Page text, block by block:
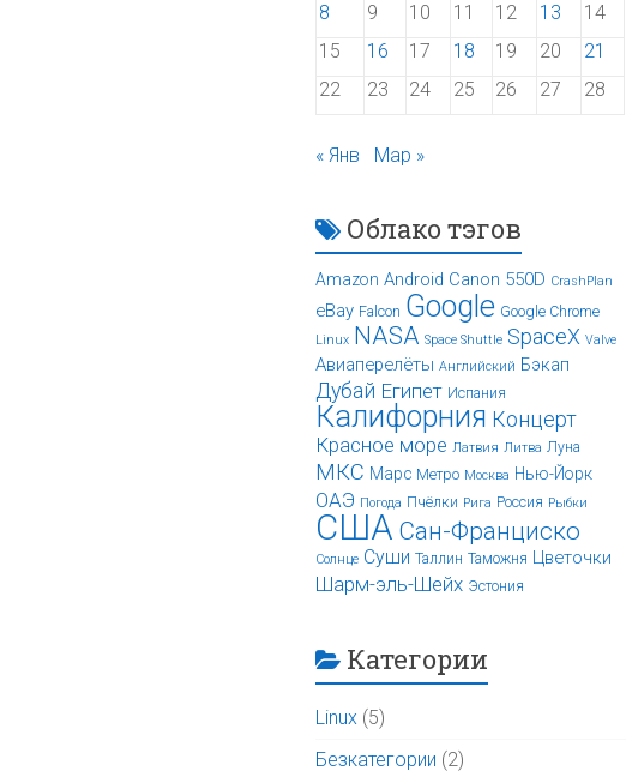
8
9 10 11 12 13
14
15
16 17 18 19 20
21
22
23 24 25 26 27 28
« Янв Мар »
Облако тэгов
Amazon Android Canon 550D CrashPlan
eBay Falcon Google Google Chrome
Linux NASA Space Shuttle SpaceX Valve
Авиаперелёты Английский Бэкап
Дубай Египет Испания
Калифорния Концерт
Красное море Латвия Литва Луна
МКС Марс Метро Москва Нью-Йорк
ОАЭ Погода Пчёлки Рига Россия Рыбки
США Сан-Франциско
Солнце Суши Таллин Таможня Цветочки
Шарм-эль-Шейх Эстония
Категории
Linux (5)
Безкатегории (2)